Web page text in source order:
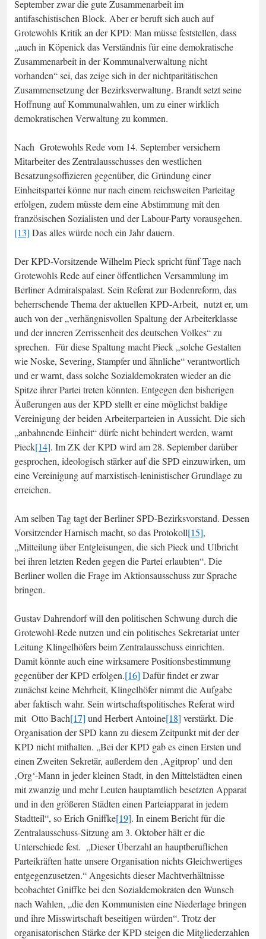
September zwar die gute Zusammenarbeit im
antifaschistischen Block. Aber er beruft sich auch auf
Grotewohls Kritik an der KPD: Man müsse feststellen, dass
„auch in Köpenick das Verständnis für eine demokratische
Zusammenarbeit in der Kommunalverwaltung nicht
vorhanden“ sei, das zeige sich in der nichtparitätischen
Zusammensetzung der Bezirksverwaltung. Brandt setzt seine
Hoffnung auf Kommunalwahlen, um zu einer wirklich
demokratischen Verwaltung zu kommen.
Nach Grotewohls Rede vom 14. September versichern
Mitarbeiter des Zentralausschusses den westlichen
Besatzungsoffizieren gegenüber, die Gründung einer
Einheitspartei könne nur nach einem reichsweiten Parteitag
erfolgen, zudem müsste dem eine Abstimmung mit den
französischen Sozialisten und der Labour-Party vorausgehen.
[13] Das alles würde noch ein Jahr dauern.
Der KPD-Vorsitzende Wilhelm Pieck spricht fünf Tage nach
Grotewohls Rede auf einer öffentlichen Versammlung im
Berliner Admiralspalast. Sein Referat zur Bodenreform, das
beherrschende Thema der aktuellen KPD-Arbeit, nutzt er, um
auch von der „verhängnisvollen Spaltung der Arbeiterklasse
und der inneren Zerrissenheit des deutschen Volkes“ zu
sprechen. Für diese Spaltung macht Pieck „solche Gestalten
wie Noske, Severing, Stampfer und ähnliche“ verantwortlich
und er warnt, dass solche Sozialdemokraten wieder an die
Spitze ihrer Partei treten könnten. Entgegen den bisherigen
Äußerungen aus der KPD stellt er eine möglichst baldige
Vereinigung der beiden Arbeiterparteien in Aussicht. Die sich
„anbahnende Einheit“ dürfe nicht behindert werden, warnt
Pieck[14]. Im ZK der KPD wird am 28. September darüber
gesprochen, ideologisch stärker auf die SPD einzuwirken, um
eine Vereinigung auf marxistisch-leninistischer Grundlage zu
erreichen.
Am selben Tag tagt der Berliner SPD-Bezirksvorstand. Dessen
Vorsitzender Harnisch macht, so das Protokoll[15],
„Mitteilung über Entgleisungen, die sich Pieck und Ulbricht
bei ihren letzten Reden gegen die Partei erlaubten“. Die
Berliner wollen die Frage im Aktionsausschuss zur Sprache
bringen.
Gustav Dahrendorf will den politischen Schwung durch die
Grotewohl-Rede nutzen und ein politisches Sekretariat unter
Leitung Klingelhöfers beim Zentralausschuss einrichten.
Damit könnte auch eine wirksamere Positionsbestimmung
gegenüber der KPD erfolgen.[16] Dafür findet er zwar
zunächst keine Mehrheit, Klingelhöfer nimmt die Aufgabe
aber faktisch wahr. Sein wirtschaftspolitisches Referat wird
mit Otto Bach[17] und Herbert Antoine[18] verstärkt. Die
Organisation der SPD kann zu diesem Zeitpunkt mit der der
KPD nicht mithalten. „Bei der KPD gab es einen Ersten und
einen Zweiten Sekretär, außerdem den ‚Agitprop’ und den
‚Org‘-Mann in jeder kleinen Stadt, in den Mittelstädten einen
mit zwanzig und mehr Leuten hauptamtlich besetzten Apparat
und in den größeren Städten einen Parteiapparat in jedem
Stadtteil“, so Erich Gniffke[19]. In einem Bericht für die
Zentralausschuss-Sitzung am 3. Oktober hält er die
Unterschiede fest. „Dieser Überzahl an hauptberuflichen
Parteikräften hatte unsere Organisation nichts Gleichwertiges
entgegenzusetzen.“ Angesichts dieser Machtverhältnisse
beobachtet Gniffke bei den Sozialdemokraten den Wunsch
nach Wahlen, „die den Kommunisten eine Niederlage bringen
und ihre Misswirtschaft beseitigen würden“. Trotz der
organisatorischen Stärke der KPD steigen die Mitgliederzahlen